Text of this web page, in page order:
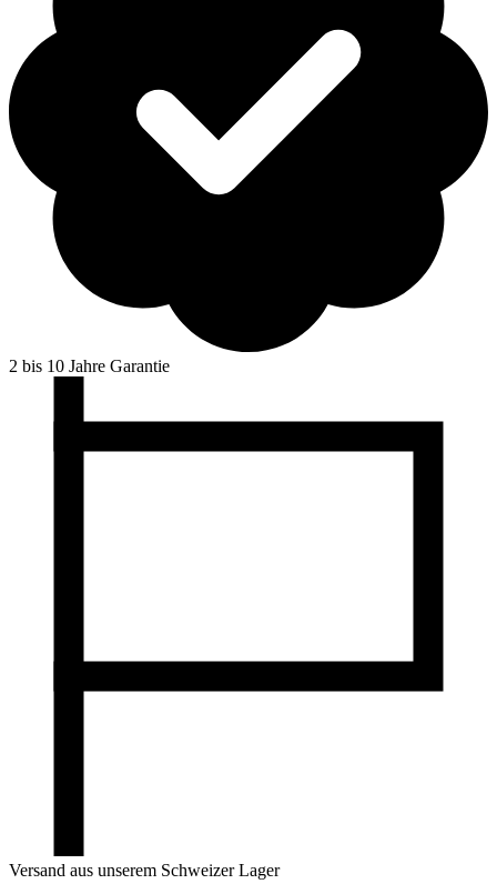
2 bis 10 Jahre Garantie
Versand aus unserem Schweizer Lager